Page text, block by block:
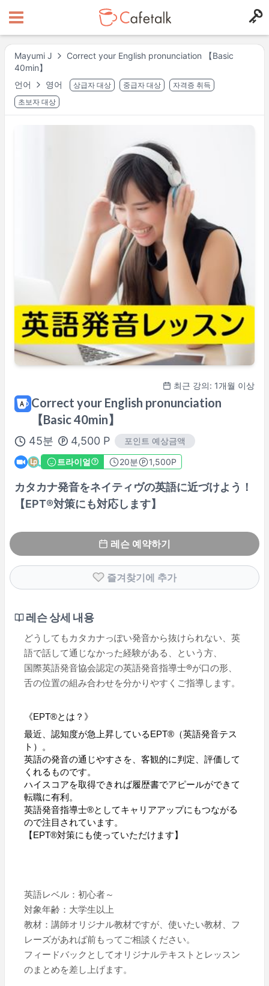
Mayumi J
Correct your English pronunciation 【Basic
40min】
언어
영어 상급자 대상 중급자 대상
자격증 취득
초보자 대상
최근 강의: 1개월 이상
Correct your English pronunciation
【Basic 40min】
45분 4,500 P 포인트 예상금액
트라이얼 20분 1,500P
カタカナ発音をネイティヴの英語に近づけよう！
【EPT®対策にも対応します】
레슨 예약하기
즐겨찾기에 추가
레슨 상세 내용
どうしてもカタカナっぽい発音から抜けられない、英
語で話して通じなかった経験がある、という方、
国際英語発音協会認定の英語発音指導士®が口の形、
舌の位置の組み合わせを分かりやすくご指導します。
《EPT®とは？》
最近、認知度が急上昇しているEPT®（英語発音テス
ト）。
英語の発音の通じやすさを、客観的に判定、評価して
くれるものです。
ハイスコアを取得できれば履歴書でアピールができて
転職に有利。
英語発音指導士®としてキャリアアップにもつながる
ので注目されています。
【EPT®対策にも使っていただけます】
英語レベル：初心者～
対象年齢：大学生以上
教材：講師オリジナル教材ですが、使いたい教材、フ
レーズがあれば前もってご相談ください。
フィードバックとしてオリジナルテキストとレッスン
のまとめを差し上げます。